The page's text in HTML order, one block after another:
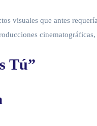
visuales que antes
Tú”